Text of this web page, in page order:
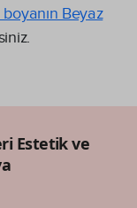
Beyaz
Estetik ve